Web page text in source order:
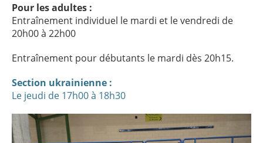
Pour les adultes :
Entraînement individuel le mardi et le vendredi de
20h00 à 22h00
Entraînement pour débutants le mardi dès 20h15.
Section ukrainienne :
Le jeudi de 17h00 à 18h30